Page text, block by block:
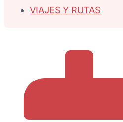
VIAJES Y RUTAS